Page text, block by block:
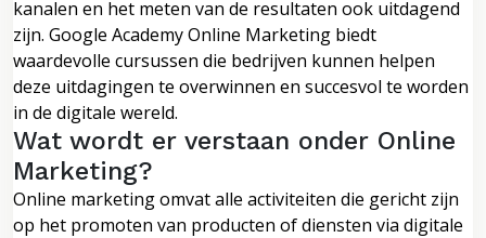
kanalen en het meten van de resultaten ook uitdagend
zijn. Google Academy Online Marketing biedt
waardevolle cursussen die bedrijven kunnen helpen
deze uitdagingen te overwinnen en succesvol te worden
in de digitale wereld.
Wat wordt er verstaan onder Online
Marketing?
Online marketing omvat alle activiteiten die gericht zijn
op het promoten van producten of diensten via digitale